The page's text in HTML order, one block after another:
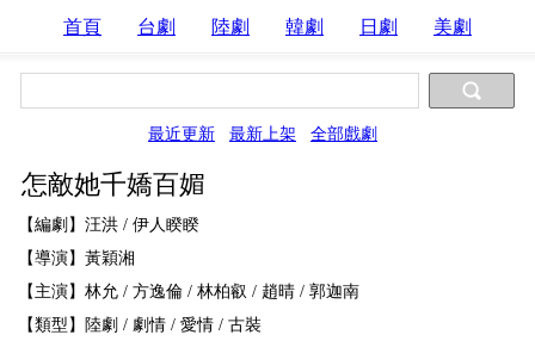
首頁 台劇 陸劇 韓劇 日劇 美劇
最近更新 最新上架 全部戲劇
怎敵她千嬌百媚
【編劇】汪洪 / 伊人睽睽
【導演】黃穎湘
【主演】林允 / 方逸倫 / 林柏叡 / 趙晴 / 郭迦南
【類型】陸劇 / 劇情 / 愛情 / 古裝